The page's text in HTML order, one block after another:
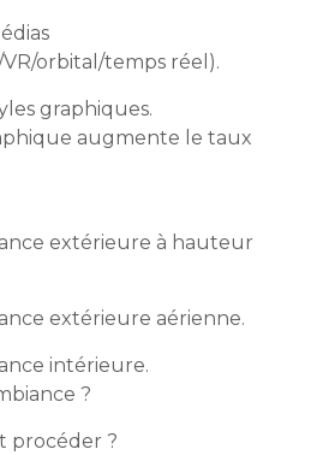
orbital/temps réel).
graphiques.
augmente le taux
extérieure à hauteur
extérieure aérienne.
intérieure.
?
procéder ?